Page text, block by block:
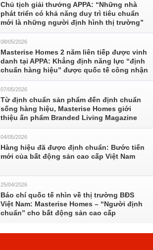
Chủ tịch giải thưởng APPA: “Những nhà
phát triển có khả năng duy trì tiêu chuẩn
mới là những người định hình thị trường”
08/05/2026
Masterise Homes 2 năm liên tiếp được vinh
danh tại APPA: Khẳng định năng lực “định
chuẩn hàng hiệu” được quốc tế công nhận
07/05/2026
Từ định chuẩn sản phẩm đến định chuẩn
sống hàng hiệu, Masterise Homes giới
thiệu ấn phẩm Branded Living Magazine
04/05/2026
Hàng hiệu đã được định chuẩn: Bước tiến
mới của bất động sản cao cấp Việt Nam
25/04/2026
Báo chí quốc tế nhìn về thị trường BĐS
Việt Nam: Masterise Homes – “Người định
chuẩn” cho bất động sản cao cấp